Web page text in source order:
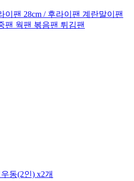
팬 28cm / 후라이팬 계란말이팬
팬 웍팬 볶음팬 튀김팬
동(2인) x2개